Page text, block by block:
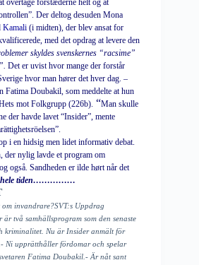
overtage forstæderne helt og at
Der deltog desuden Mona
Kamali (i midten), der blev ansat for
med det opdrag at levere den
skyldes svenskernes “racsime”
Det er uvist hvor mange der forstår
hvor man hører det hver dag. –
Fatima Doubakil, som meddelte at hun
mot Folkgrupp (226b). “Man skulle
der havde lavet “Insider”, mente
i en hidsig men lidet informativ debat.
der nylig lavde et program om
også. Sandheden er ilde hørt når det
hele tiden……………
invandrare?SVT:s Uppdrag
två samhällsprogram som den senaste
kriminalitet. Nu är Insider anmält för
Ni upprätthåller fördomar och spelar
Fatima Doubakil.- Är nåt sant